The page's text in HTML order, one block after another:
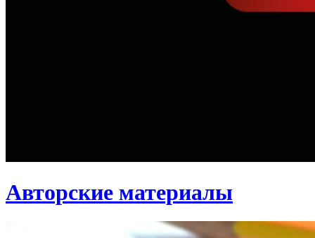
Авторские материалы